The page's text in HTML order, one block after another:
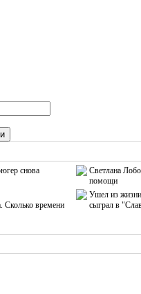
снова
Сколько времени
Светлана
помощи
Ушел из жизни
сыграл в